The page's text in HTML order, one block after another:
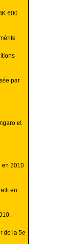
600
par
et
en 2010
en
de la 5e